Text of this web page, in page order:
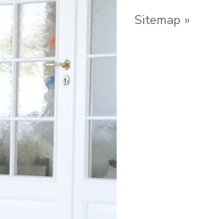
Sitemap »